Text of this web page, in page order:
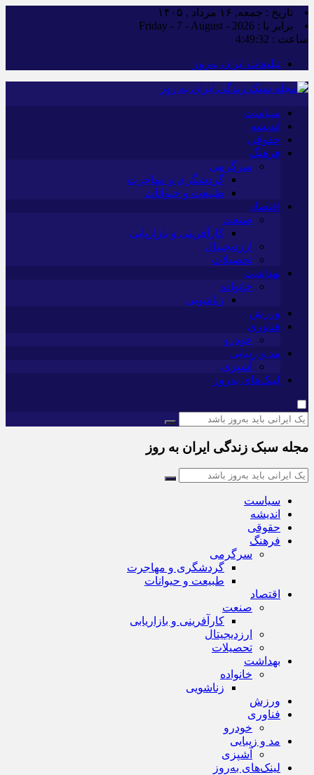
تاریخ : جمعه, ۱۶ مرداد , ۱۴۰۵
برابر با : Friday - 7 - August - 2026
ساعت : 4:49:33
تبلیغات ایران به‌روز
سیاست
اندیشه
حقوقی
فرهنگ
سرگرمی
گردشگری و مهاجرت
طبیعت و حیوانات
اقتصاد
صنعت
کارآفرینی و بازاریابی
ارزدیجیتال
تحصیلات
بهداشت
خانواده
زناشویی
ورزش
فناوری
خودرو
مد و زیبایی
آشپزی
لینک‌های به‌روز
مجله سبک زندگی ایران به روز
سیاست
اندیشه
حقوقی
فرهنگ
سرگرمی
گردشگری و مهاجرت
طبیعت و حیوانات
اقتصاد
صنعت
کارآفرینی و بازاریابی
ارزدیجیتال
تحصیلات
بهداشت
خانواده
زناشویی
ورزش
فناوری
خودرو
مد و زیبایی
آشپزی
لینک‌های به‌روز